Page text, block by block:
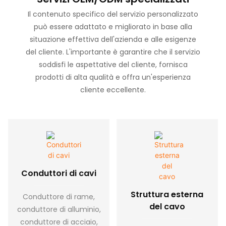
professionisti prima,
durante e dopo la
vendita è stato
apprezzato e
apprezzato dalla
maggior parte degli
utenti.
Il contenuto specifico del servizio personalizzato
può essere adattato e migliorato in base alla
situazione effettiva dell'azienda e alle esigenze
del cliente. L'importante è garantire che il servizio
soddisfi le aspettative del cliente, fornisca
prodotti di alta qualità e offra un'esperienza
cliente eccellente.
Conduttori di cavi
Conduttore di rame,
conduttore di alluminio,
conduttore di acciaio,
Struttura esterna
del cavo